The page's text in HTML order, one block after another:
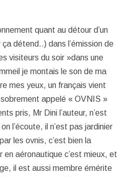
quant au détour d’un
détend..) dans l’émission de
visiteurs du soir »dans une
je montais le son de ma
mes yeux, un français vient
appelé « OVNIS »
pris, Mr Dini l’auteur, n’est
l’écoute, il n’est pas jardinier
les ovnis, c’est bien la
en aéronautique c’est mieux, et
il est aussi membre émérite